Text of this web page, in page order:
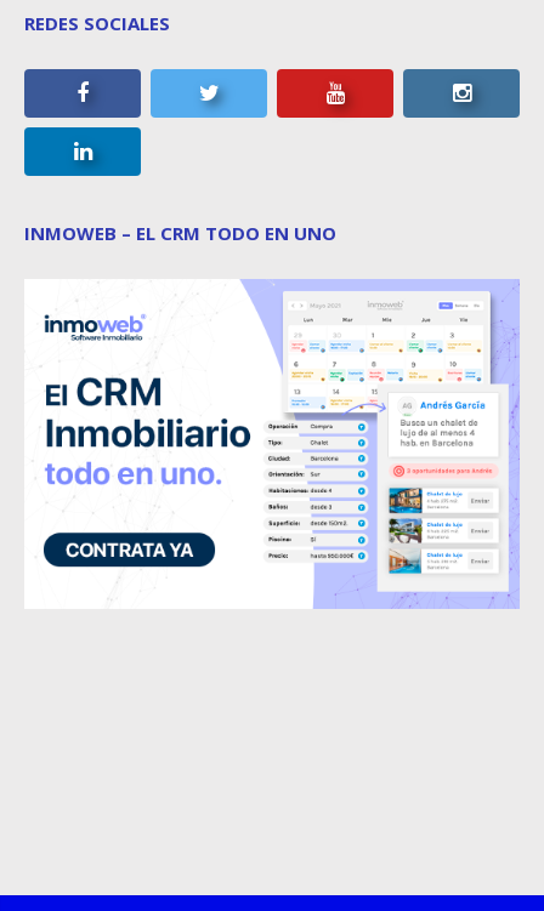
REDES SOCIALES
INMOWEB – EL CRM TODO EN UNO